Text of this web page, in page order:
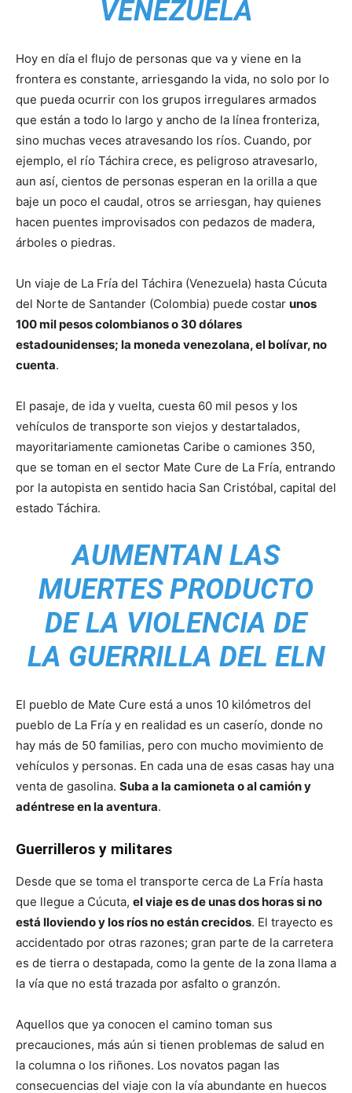
VENEZUELA
Hoy en día el flujo de personas que va y viene en la
frontera es constante, arriesgando la vida, no solo por lo
que pueda ocurrir con los grupos irregulares armados
que están a todo lo largo y ancho de la línea fronteriza,
sino muchas veces atravesando los ríos. Cuando, por
ejemplo, el río Táchira crece, es peligroso atravesarlo,
aun así, cientos de personas esperan en la orilla a que
baje un poco el caudal, otros se arriesgan, hay quienes
hacen puentes improvisados con pedazos de madera,
árboles o piedras.
Un viaje de La Fría del Táchira (Venezuela) hasta Cúcuta
del Norte de Santander (Colombia) puede costar unos
100 mil pesos colombianos o 30 dólares
estadounidenses; la moneda venezolana, el bolívar, no
cuenta.
El pasaje, de ida y vuelta, cuesta 60 mil pesos y los
vehículos de transporte son viejos y destartalados,
mayoritariamente camionetas Caribe o camiones 350,
que se toman en el sector Mate Cure de La Fría, entrando
por la autopista en sentido hacia San Cristóbal, capital del
estado Táchira.
AUMENTAN LAS
MUERTES PRODUCTO
DE LA VIOLENCIA DE
LA GUERRILLA DEL ELN
El pueblo de Mate Cure está a unos 10 kilómetros del
pueblo de La Fría y en realidad es un caserío, donde no
hay más de 50 familias, pero con mucho movimiento de
vehículos y personas. En cada una de esas casas hay una
venta de gasolina. Suba a la camioneta o al camión y
adéntrese en la aventura.
Guerrilleros y militares
Desde que se toma el transporte cerca de La Fría hasta
que llegue a Cúcuta, el viaje es de unas dos horas si no
está lloviendo y los ríos no están crecidos. El trayecto es
accidentado por otras razones; gran parte de la carretera
es de tierra o destapada, como la gente de la zona llama a
la vía que no está trazada por asfalto o granzón.
Aquellos que ya conocen el camino toman sus
precauciones, más aún si tienen problemas de salud en
la columna o los riñones. Los novatos pagan las
consecuencias del viaje con la vía abundante en huecos